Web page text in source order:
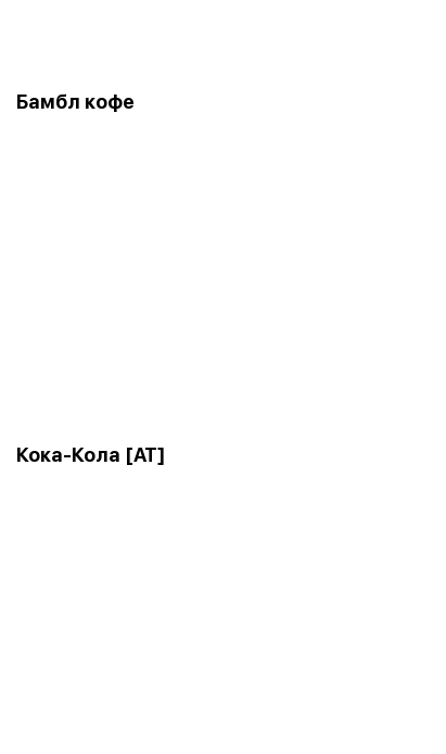
Бамбл кофе
Кока-Кола [AT]